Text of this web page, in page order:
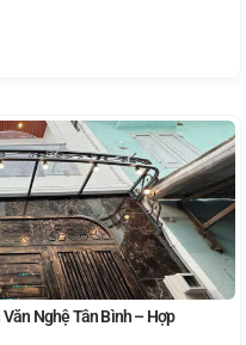
Nghệ Tân Bình – Hợp